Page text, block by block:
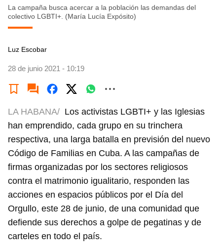
La campaña busca acercar a la población las demandas del
colectivo LGBTI+. (María Lucía Expósito)
Luz Escobar
28 de junio 2021 - 10:19
LA HABANA/ Los activistas LGBTI+ y las Iglesias
han emprendido, cada grupo en su trinchera
respectiva, una larga batalla en previsión del nuevo
Código de Familias en Cuba. A las campañas de
firmas organizadas por los sectores religiosos
contra el matrimonio igualitario, responden las
acciones en espacios públicos por el Día del
Orgullo, este 28 de junio, de una comunidad que
defiende sus derechos a golpe de pegatinas y de
carteles en todo el país.